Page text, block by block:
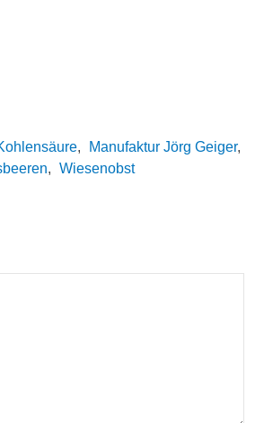
, Manufaktur Jörg Geiger,
, Wiesenobst